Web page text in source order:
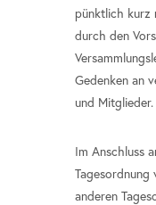
pünktlich kurz
durch den
Gedenken an
und Mitglieder.
Im Anschluss
Tagesordnung
anderen